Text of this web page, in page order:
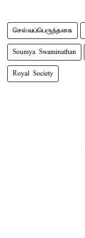
செல்வப்பெருந்தகை
Soumya Swaminathan
Royal Society